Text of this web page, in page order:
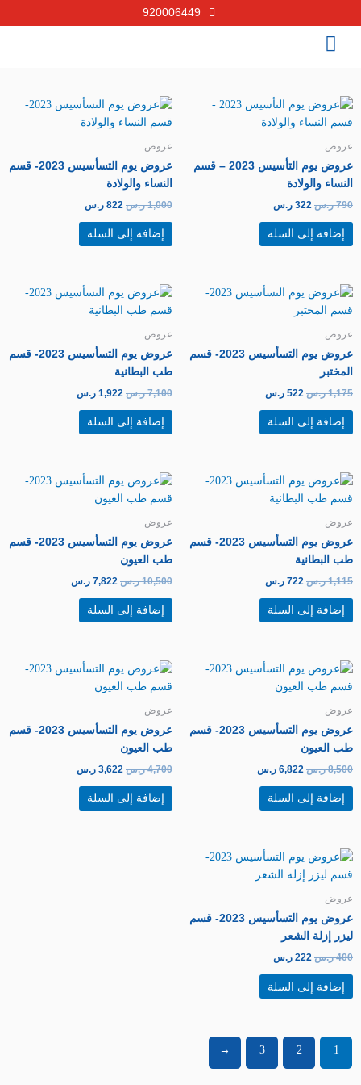
إلى
920006449
عروض
عروض يوم التأسيس 2023 – قسم
النساء والولادة
790 ر.س
السعر
الأصلي
هو:
322 ر.س
السعر
الحالي
هو:
إضافة إلى السلة
عروض
عروض يوم التسأسيس 2023- قسم
النساء والولادة
1,000 ر.س
السعر
الأصلي
هو:
822 ر.س
السعر
الحالي
هو:
إضافة إلى السلة
عروض
عروض يوم التسأسيس 2023- قسم
المختبر
1,175 ر.س
السعر
الأصلي
هو:
522 ر.س
السعر
الحالي
إضافة إلى السلة
عروض
عروض يوم التسأسيس 2023- قسم
طب البطانية
7,100 ر.س
السعر
الأصلي
هو:
1,922 ر.س
السعر
الحالي
إضافة إلى السلة
عروض
عروض يوم التسأسيس 2023- قسم
طب البطانية
1,115 ر.س
السعر
الأصلي
هو:
722 ر.س
السعر
الحالي
إضافة إلى السلة
عروض
عروض يوم التسأسيس 2023- قسم
طب العيون
10,500 ر.س
السعر
الأصلي
هو:
7,822 ر.س
السعر
الحالي
إضافة إلى السلة
عروض
عروض يوم التسأسيس 2023- قسم
طب العيون
8,500 ر.س
السعر
الأصلي
هو:
6,822 ر.س
السعر
الحالي
إضافة إلى السلة
عروض
عروض يوم التسأسيس 2023- قسم
طب العيون
4,700 ر.س
السعر
الأصلي
هو:
3,622 ر.س
السعر
الحالي
إضافة إلى السلة
عروض
عروض يوم التسأسيس 2023- قسم
ليزر إزلة الشعر
400 ر.س
السعر
الأصلي
هو:
222 ر.س
السعر
هو:
إضافة إلى السلة
1
2
3
←